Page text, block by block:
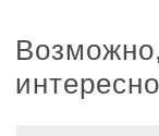
интересно